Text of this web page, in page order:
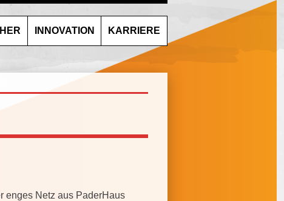
INNOVATION KARRIERE
enges Netz aus PaderHaus